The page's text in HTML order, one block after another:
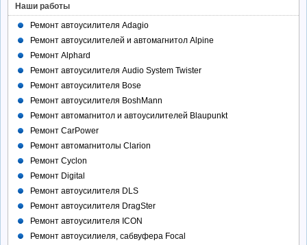
Наши работы
Ремонт автоусилителя Adagio
Ремонт автоусилителей и автомагнитол Alpine
Ремонт Alphard
Ремонт автоусилителя Audio System Twister
Ремонт автоусилителя Bose
Ремонт автоусилителя BoshMann
Ремонт автомагнитол и автоусилителей Blaupunkt
Ремонт CarPower
Ремонт автомагнитолы Clarion
Ремонт Cyclon
Ремонт Digital
Ремонт автоусилителя DLS
Ремонт автоусилителя DragSter
Ремонт автоусилителя ICON
Ремонт автоусилиеля, сабвуфера Focal